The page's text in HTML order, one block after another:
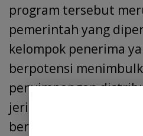
program tersebut
pemerintah yang
kelompok penerima
berpotensi
penyimpangan
jerigen dalam jumlah
berdampak pada